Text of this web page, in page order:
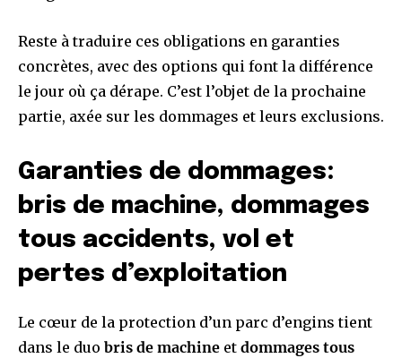
Reste à traduire ces obligations en garanties
concrètes, avec des options qui font la différence
le jour où ça dérape. C’est l’objet de la prochaine
partie, axée sur les dommages et leurs exclusions.
Garanties de dommages:
bris de machine, dommages
tous accidents, vol et
pertes d’exploitation
Le cœur de la protection d’un parc d’engins tient
dans le duo bris de machine et dommages tous